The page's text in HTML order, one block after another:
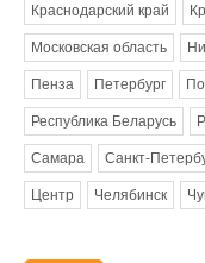
Краснодарский край
Московская область
Пенза Петербург
Республика Беларусь
Самара Санкт-
Центр Челябинск